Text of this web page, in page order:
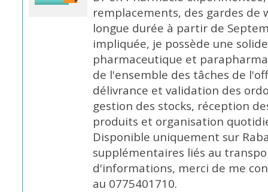
remplacements, des gardes de
longue durée à partir de
impliquée, je possède une
pharmaceutique et
de l'ensemble des tâches de
délivrance et validation des
gestion des stocks, réception
produits et organisation
Disponible uniquement sur
supplémentaires liés au
d'informations, merci de me
au 0775401710.